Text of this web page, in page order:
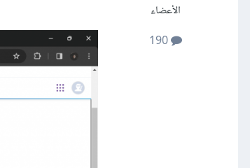
الأعضاء
190